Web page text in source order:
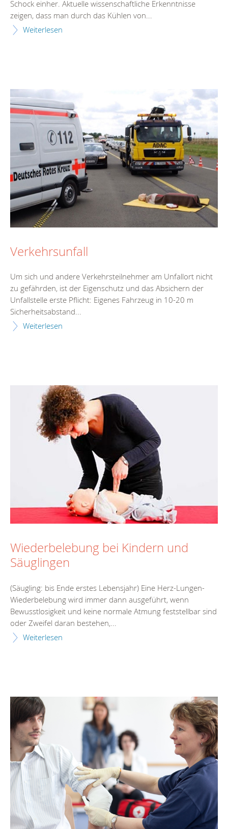
Schock einher. Aktuelle wissenschaftliche Erkenntnisse
zeigen, dass man durch das Kühlen von...
Weiterlesen
Verkehrsunfall
Um sich und andere Verkehrsteilnehmer am Unfallort nicht
zu gefährden, ist der Eigenschutz und das Absichern der
Unfallstelle erste Pflicht: Eigenes Fahrzeug in 10-20 m
Sicherheitsabstand...
Weiterlesen
Wiederbelebung bei Kindern und
Säuglingen
(Säugling: bis Ende erstes Lebensjahr) Eine Herz-Lungen-
Wiederbelebung wird immer dann ausgeführt, wenn
Bewusstlosigkeit und keine normale Atmung feststellbar sind
oder Zweifel daran bestehen,...
Weiterlesen